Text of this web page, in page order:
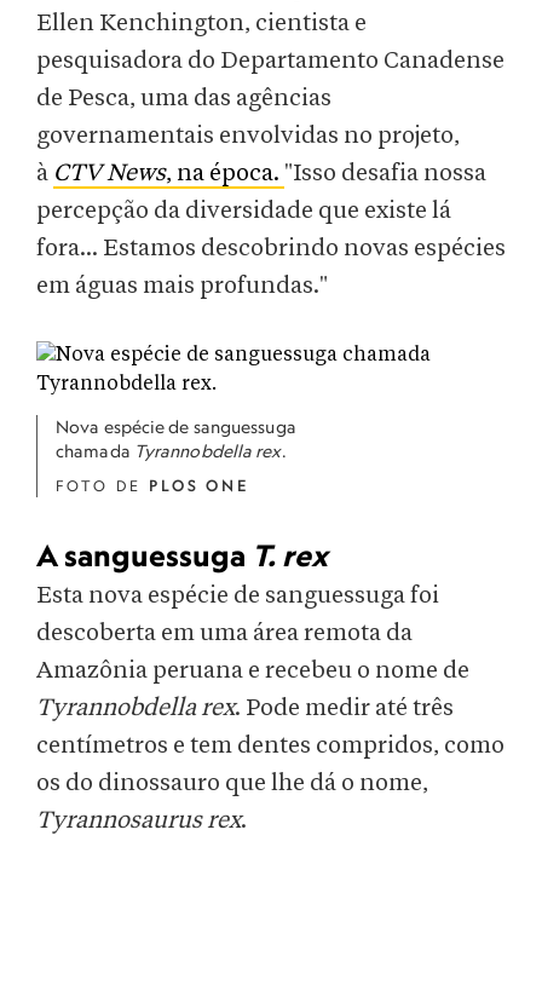
Ellen Kenchington, cientista e
pesquisadora do Departamento Canadense
de Pesca, uma das agências
governamentais envolvidas no projeto,
à CTV News, na época. "Isso desafia nossa
percepção da diversidade que existe lá
fora... Estamos descobrindo novas espécies
em águas mais profundas."
Nova espécie de sanguessuga
chamada Tyrannobdella rex.
FOTO DE PLOS ONE
A sanguessuga T. rex
Esta nova espécie de sanguessuga foi
descoberta em uma área remota da
Amazônia peruana e recebeu o nome de
Tyrannobdella rex. Pode medir até três
centímetros e tem dentes compridos, como
os do dinossauro que lhe dá o nome,
Tyrannosaurus rex.